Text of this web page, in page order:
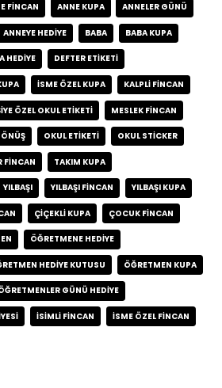
FINCAN ANNE KUPA ANNELER GÜNÜ
ANNEYE HEDIYE BABA BABA KUPA
HEDIYE DEFTER ETIKETI
ISME ÖZEL KUPA KALPLI FINCAN
ÖZEL OKUL ETIKETI MESLEK FINCAN
OKUL ETIKETI OKUL STICKER
FINCAN TAKIM KUPA
YILBAŞI YILBAŞI FINCAN YILBAŞI KUPA
ÇIÇEKLI KUPA ÇOCUK FINCAN
ÖĞRETMENE HEDIYE
HEDIYE KUTUSU ÖĞRETMEN KUPA
GÜNÜ HEDIYE
İSIMLI FINCAN İSME ÖZEL FINCAN